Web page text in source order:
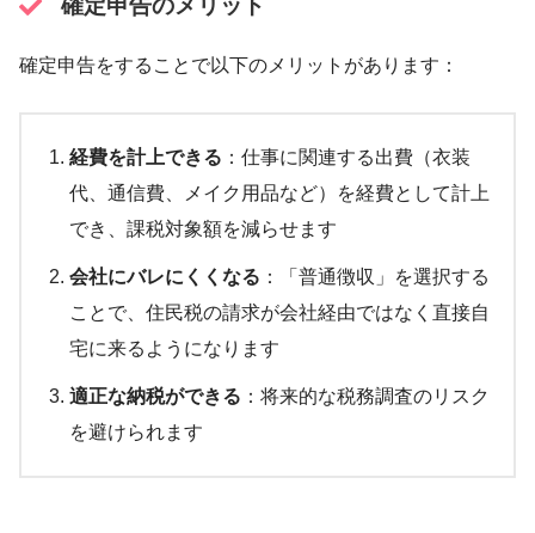
確定申告のメリット
確定申告をすることで以下のメリットがあります：
経費を計上できる ：仕事に関連する出費（衣装
代、通信費、メイク用品など）を経費として計上
でき、課税対象額を減らせます
会社にバレにくくなる ：「普通徴収」を選択する
ことで、住民税の請求が会社経由ではなく直接自
宅に来るようになります
適正な納税ができる ：将来的な税務調査のリスク
を避けられます